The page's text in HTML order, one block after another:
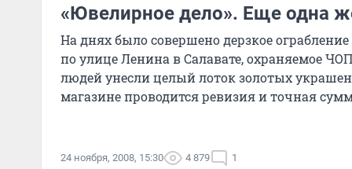
«Ювелирное дело». Еще одна
На днях было совершено дерзкое
по улице Ленина в Салавате, охраняемое
людей унесли целый лоток золотых
магазине проводится ревизия и точная
24 ноября, 2008, 15:30 4 879 1